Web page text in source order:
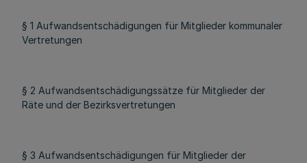
§ 1 Aufwandsentschädigungen für Mitglieder kommunaler
Vertretungen
§ 2 Aufwandsentschädigungssätze für Mitglieder der
Räte und der Bezirksvertretungen
§ 3 Aufwandsentschädigungen für Mitglieder der